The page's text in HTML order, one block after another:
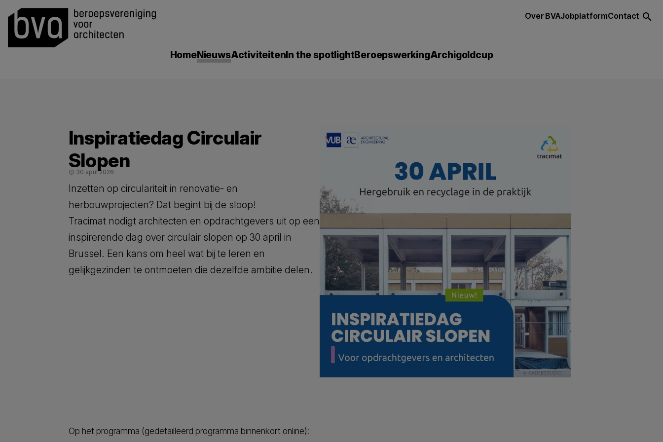
Over BVAJobplatformContact search
HomeNieuwsActiviteitenIn the spotlightBeroepswerkingArchigoldcup
Inspiratiedag Circulair
Slopen
schedule 30 april 2026
Inzetten op circulariteit in renovatie- en
herbouwprojecten? Dat begint bij de sloop!
Tracimat nodigt architecten en opdrachtgevers uit op een
inspirerende dag over circulair slopen op 30 april in
Brussel. Een kans om heel wat bij te leren en
gelijkgezinden te ontmoeten die dezelfde ambitie delen.
Op het programma (gedetailleerd programma binnenkort online):